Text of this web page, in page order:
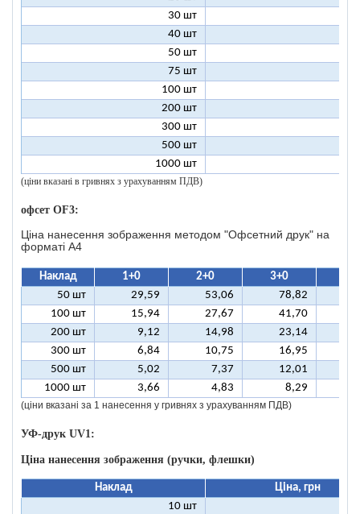
30 шт
40 шт
50 шт
75 шт
100 шт
200 шт
300 шт
500 шт
1000 шт
(ціни вказані в гривнях з урахуванням ПДВ)
офсет OF3:
Ціна нанесення зображення методом "Офсетний друк" на
форматі A4
Наклад 1+0 2+0 3+0
50 шт
29,59 53,06 78,82
100 шт
15,94 27,67 41,70
200 шт
9,12 14,98 23,14
300 шт
6,84 10,75 16,95
500 шт
5,02 7,37 12,01
1000 шт
3,66 4,83 8,29
(ціни вказані за 1 нанесення у гривнях з урахуванням ПДВ)
УФ-друк UV1:
Ціна нанесення зображення (ручки, флешки)
Наклад
Ціна, грн
10 шт